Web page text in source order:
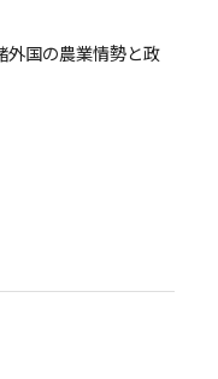
外国の農業情勢と政